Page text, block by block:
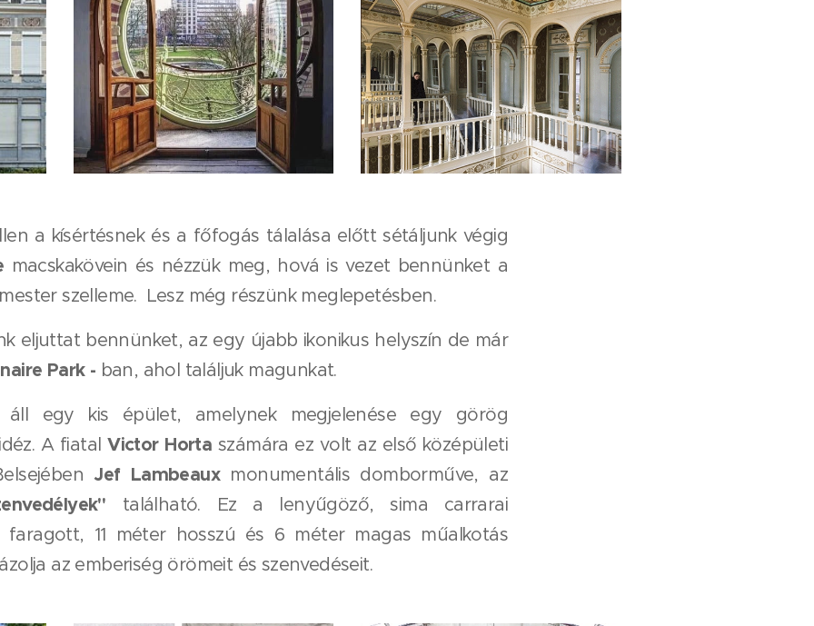
a kísértésnek és a főfogás tálalása előtt sétáljunk végig
macskakövein és nézzük meg, hová is vezet bennünket a
szelleme. Lesz még részünk meglepetésben.
eljuttat bennünket, az egy újabb ikonikus helyszín de már
Park - ban, ahol találjuk magunkat.
egy kis épület, amelynek megjelenése egy görög
A fiatalVictor Horta számára ez volt az első középületi
Jef Lambeauxmonumentális domborműve, az
található. Ez a lenyűgöző, sima carrarai
faragott, 11 méter hosszú és 6 méter magas műalkotás
az emberiség örömeit és szenvedéseit.